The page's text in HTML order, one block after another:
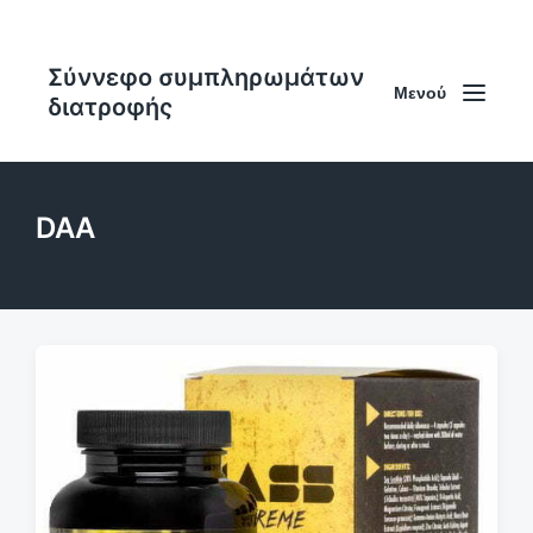
Σύννεφο συμπληρωμάτων
διατροφής
Μενού
DAA